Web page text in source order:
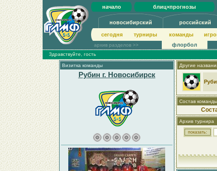
начало блиц×прогнозы
новосибирский российский
сегодня турниры команды
архив разделов >> флорбол
Здравствуйте, гость
Визитка команды
Рубин г. Новосибирск
Другие
Состав команды
Архив турнира